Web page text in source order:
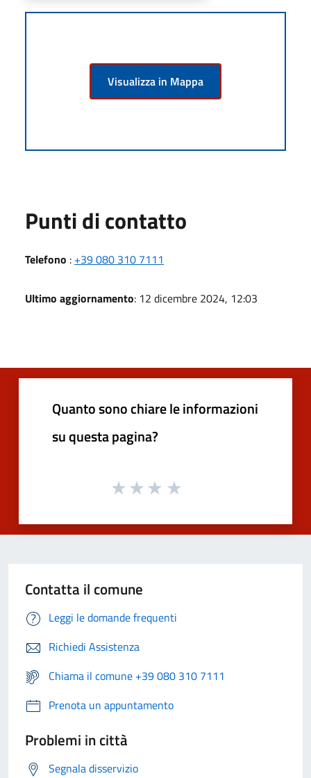
Visualizza in Mappa
Punti di contatto
Telefono : +39 080 310 7111
Ultimo aggiornamento: 12 dicembre 2024, 12:03
Quanto sono chiare le informazioni
su questa pagina?
Contatta il comune
Leggi le domande frequenti
Richiedi Assistenza
Chiama il comune +39 080 310 7111
Prenota un appuntamento
Problemi in città
Segnala disservizio